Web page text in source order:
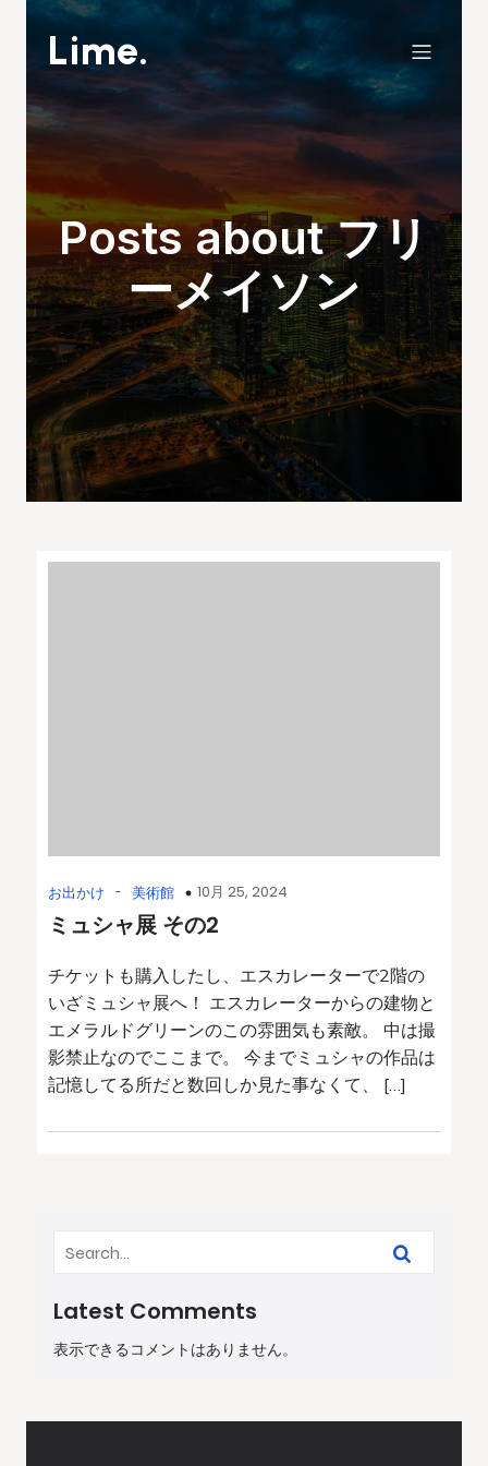
Lime.
Posts about フリ
ーメイソン
お出かけ - 美術館 10月 25, 2024
ミュシャ展 その2
チケットも購入したし、エスカレーターで2階の
いざミュシャ展へ！ エスカレーターからの建物と
エメラルドグリーンのこの雰囲気も素敵。 中は撮
影禁止なのでここまで。 今までミュシャの作品は
記憶してる所だと数回しか見た事なくて、 […]
Latest Comments
表示できるコメントはありません。